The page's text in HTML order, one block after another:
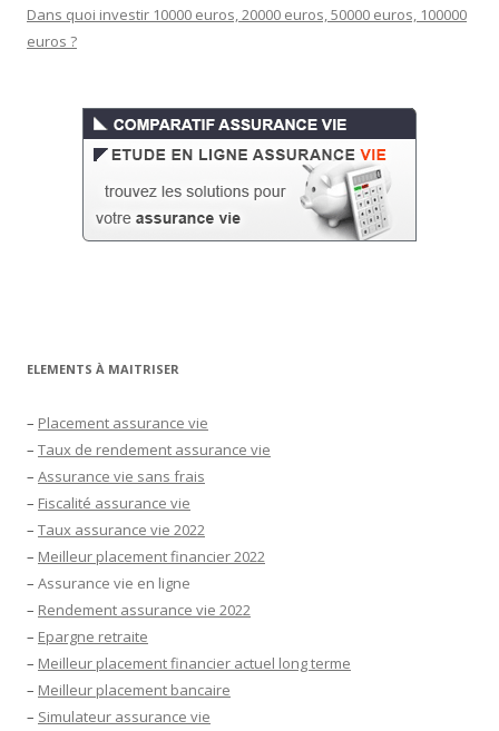
Dans quoi investir 10000 euros, 20000 euros, 50000 euros, 100000
euros ?
ELEMENTS À MAITRISER
– Placement assurance vie
– Taux de rendement assurance vie
– Assurance vie sans frais
– Fiscalité assurance vie
– Taux assurance vie 2022
– Meilleur placement financier 2022
– Assurance vie en ligne
– Rendement assurance vie 2022
– Epargne retraite
– Meilleur placement financier actuel long terme
– Meilleur placement bancaire
– Simulateur assurance vie